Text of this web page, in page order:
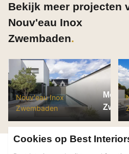
Afwerking
Behang / Wandtextiel
Natuursteen en keramiek
Leer
Schilderwerk
Stucwerk
Spuitwerk
Bekijk meer projecten
Nouv'eau Inox
Zwembaden
Nouv'eau Inox
Zwembaden
Cookies op Best